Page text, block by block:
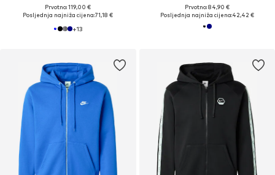
Prvotno: 119,00 €
Posljednja najniža cijena:71,18 €
+13
Prvotno: 84,90 €
Posljednja najniža cijena:42,42 €